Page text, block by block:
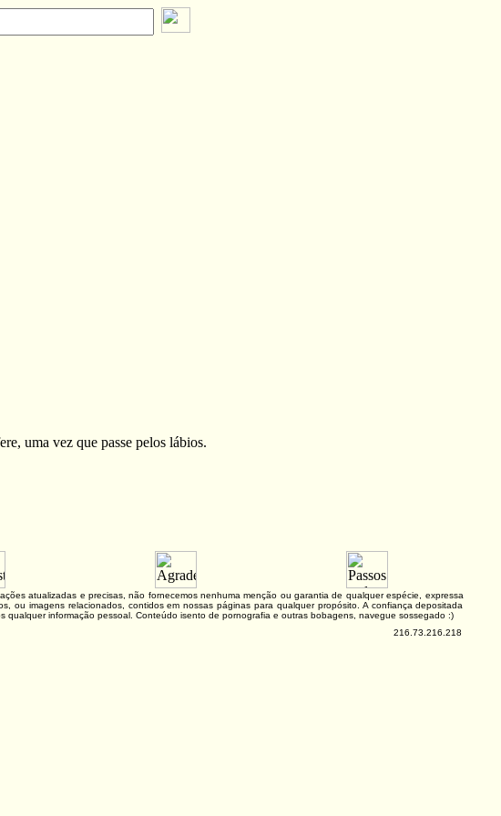
uma vez que passe pelos lábios.
atualizadas e precisas, não fornecemos nenhuma menção ou garantia de qualquer espécie, expressa
ou imagens relacionados, contidos em nossas páginas para qualquer propósito. A confiança depositada
informação pessoal. Conteúdo isento de pornografia e outras bobagens, navegue sossegado :)
216.73.216.218